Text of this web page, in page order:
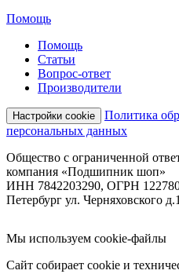
Помощь
Помощь
Статьи
Вопрос-ответ
Производители
Настройки cookie
Политика
персональных данных
Общество с ограниченной
компания «Подшипник шоп»
ИНН 7842203290, ОГРН
Петербург ул. Черняховского
Мы используем cookie-файлы
Сайт собирает cookie и